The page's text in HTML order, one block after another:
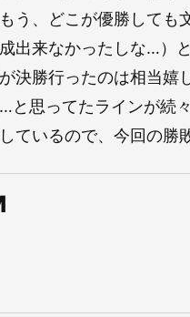
う、どこが優勝して
出来なかったしな…）
が決勝行ったのは相当嬉
と思ってたラインが続
ているので、今回の勝